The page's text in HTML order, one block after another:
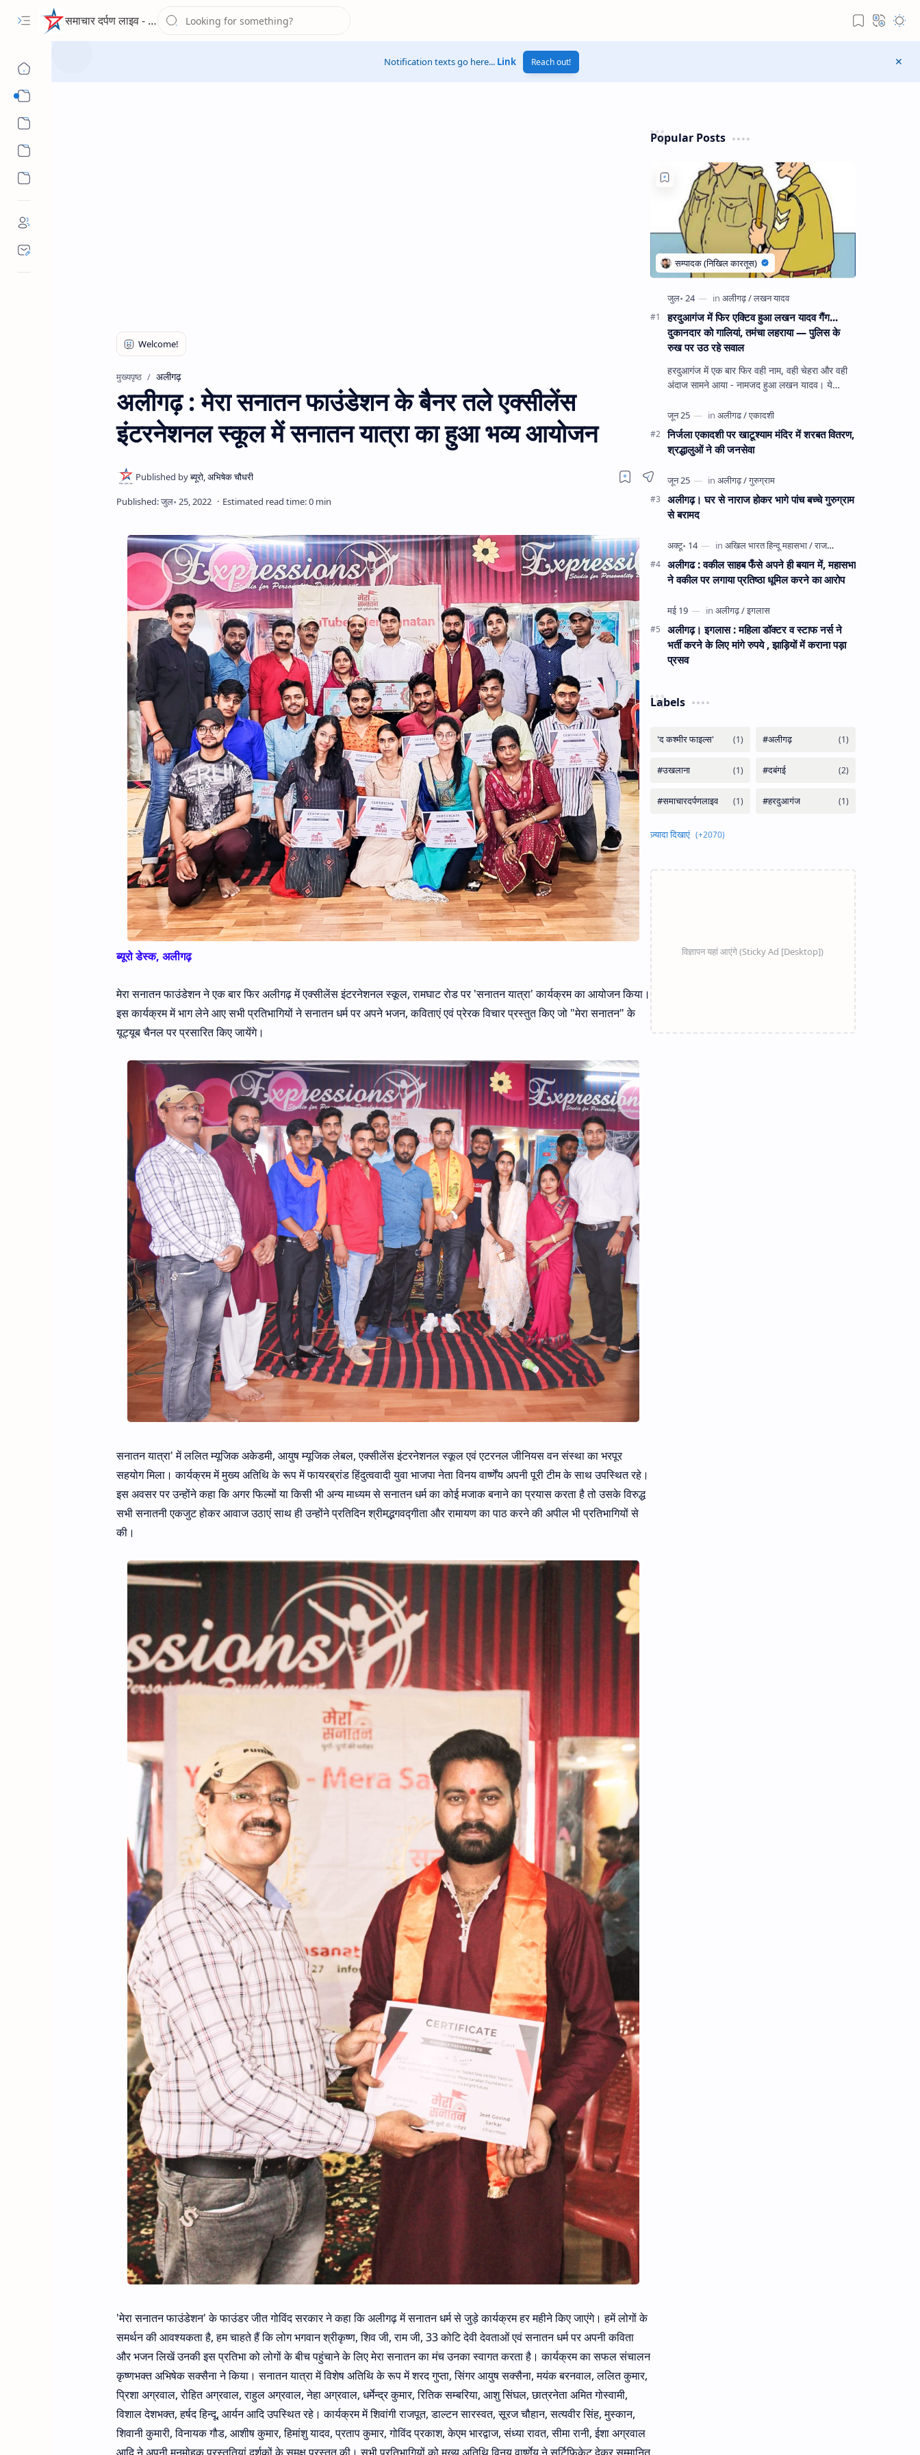
समाचार दर्पण लाइव - द न्यूज पोर्टल
Notification texts go here... Link Reach out!
मुख्यपृष्ठ अलीगढ़
अलीगढ़ : मेरा सनातन फाउंडेशन के बैनर तले एक्सीलेंस
इंटरनेशनल स्कूल में सनातन यात्रा का हुआ भव्य आयोजन
ब्यूरो डेस्क, अलीगढ़
मेरा सनातन फाउंडेशन ने एक बार फिर अलीगढ़ में एक्सीलेंस इंटरनेशनल स्कूल, रामघाट रोड पर 'सनातन यात्रा' कार्यक्रम का आयोजन किया।
इस कार्यक्रम में भाग लेने आए सभी प्रतिभागियों ने सनातन धर्म पर अपने भजन, कविताएं एवं प्रेरक विचार प्रस्तुत किए जो "मेरा सनातन" के
यूट्यूब चैनल पर प्रसारित किए जायेंगे।
सनातन यात्रा' में ललित म्यूजिक अकेडमी, आयुष म्यूजिक लेबल, एक्सीलेंस इंटरनेशनल स्कूल एवं एटरनल जीनियस वन संस्था का भरपूर
सहयोग मिला। कार्यक्रम में मुख्य अतिथि के रूप में फायरब्रांड हिंदुत्ववादी युवा भाजपा नेता विनय वार्ष्णेंय अपनी पूरी टीम के साथ उपस्थित रहे।
इस अवसर पर उन्होंने कहा कि अगर फिल्मों या किसी भी अन्य माध्यम से सनातन धर्म का कोई मजाक बनाने का प्रयास करता है तो उसके विरुद्ध
सभी सनातनी एकजुट होकर आवाज उठाएं साथ ही उन्होंने प्रतिदिन श्रीमद्भगवद्गीता और रामायण का पाठ करने की अपील भी प्रतिभागियों से
की।
'मेरा सनातन फाउंडेशन' के फाउंडर जीत गोविंद सरकार ने कहा कि अलीगढ़ में सनातन धर्म से जुड़े कार्यक्रम हर महीने किए जाएंगे। हमें लोगों के
समर्थन की आवश्यकता है, हम चाहते हैं कि लोग भगवान श्रीकृष्ण, शिव जी, राम जी, 33 कोटि देवी देवताओं एवं सनातन धर्म पर अपनी कविता
और भजन लिखें उनकी इस प्रतिभा को लोगों के बीच पहुंचाने के लिए मेरा सनातन का मंच उनका स्वागत करता है। कार्यक्रम का सफल संचालन
कृष्णभक्त अभिषेक सक्सैना ने किया। सनातन यात्रा में विशेष अतिथि के रूप में शरद गुप्ता, सिंगर आयुष सक्सैना, मयंक बरनवाल, ललित कुमार,
प्रिशा अग्रवाल, रोहित अग्रवाल, राहुल अग्रवाल, नेहा अग्रवाल, धर्मेन्द्र कुमार, रितिक सम्बरिया, आशु सिंघल, छात्रनेता अमित गोस्वामी,
विशाल देशभक्त, हर्षद हिन्दू, आर्यन आदि उपस्थित रहे। कार्यक्रम में शिवांगी राजपूत, डाल्टन सारस्वत, सूरज चौहान, सत्यवीर सिंह, मुस्कान,
शिवानी कुमारी, विनायक गौड, आशीष कुमार, हिमांशु यादव, प्रताप कुमार, गोविंद प्रकाश, केएम भारद्वाज, संध्या रावत, सीमा रानी, ईशा अग्रवाल
Popular Posts
हरदुआगंज में फिर एक्टिव हुआ लखन यादव गैंग...
दुकानदार को गालियां, तमंचा लहराया — पुलिस के
रुख पर उठ रहे सवाल
हरदुआगंज में एक बार फिर वही नाम, वही चेहरा और वही
अंदाज सामने आया - नामजद हुआ लखन यादव। ये
घंटे हव…
निर्जला एकादशी पर खाटूश्याम मंदिर में शरबत वितरण,
श्रद्धालुओं ने की जनसेवा
अलीगढ़। घर से नाराज होकर भागे पांच बच्चे गुरुग्राम
से बरामद
अलीगढ : वकील साहब फँसे अपने ही बयान में, महासभा
ने वकील पर लगाया प्रतिष्ठा धूमिल करने का आरोप
अलीगढ़। इगलास : महिला डॉक्टर व स्टाफ नर्स ने
भर्ती करने के लिए मांगे रुपये , झाड़ियों में कराना पड़ा
प्रसव
Labels